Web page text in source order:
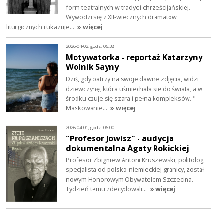
form teatralnych w tradycji chrześcijańskiej.
Wywodzi się z XII-wiecznych dramatów
liturgicznych i ukazuje… » więcej
2026-04-02, godz. 06:38
Motywatorka - reportaż Katarzyny
Wolnik Sayny
Dziś, gdy patrzy na swoje dawne zdjęcia, widzi
dziewczynę, która uśmiechała się do świata, a w
środku czuje się szara i pełna kompleksów. "
Maskowanie… » więcej
2026-04-01, godz. 06:00
"Profesor Jowisz" - audycja
dokumentalna Agaty Rokickiej
Profesor Zbigniew Antoni Kruszewski, politolog,
specjalista od polsko-niemieckiej granicy, został
nowym Honorowym Obywatelem Szczecina.
Tydzień temu zdecydowali… » więcej